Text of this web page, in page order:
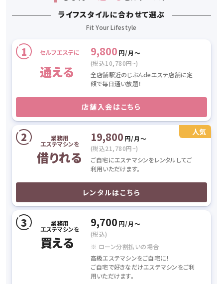
ライフスタイルに合わせて選ぶ
セルフエステに
通える
9,800 円/月〜
(税込10,780円~)
全店舗駅近のじぶんdeエステ店舗に定
額で毎日通い放題！
店舗入会はこちら
業務用
エステマシンを
借りれる
19,800 円/月〜
(税込21,780円~)
ご自宅にエステマシンをレンタルしてご
利用いただけます。
レンタルはこちら
業務用
エステマシンを
買える
9,700 円/月〜
(税込)
※ ローン分割払いの場合
高級エステマシンをご自宅に！
ご自宅で好きなだけエステマシンをご利
用いただけます。